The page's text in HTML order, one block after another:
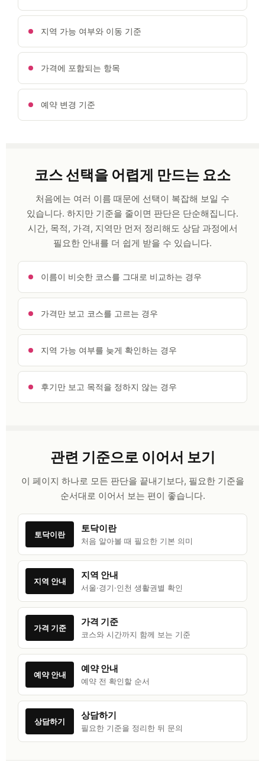
지역 가능 여부와 이동 기준
가격에 포함되는 항목
예약 변경 기준
코스 선택을 어렵게 만드는 요소
처음에는 여러 이름 때문에 선택이 복잡해 보일 수
있습니다. 하지만 기준을 줄이면 판단은 단순해집니다.
시간, 목적, 가격, 지역만 먼저 정리해도 상담 과정에서
필요한 안내를 더 쉽게 받을 수 있습니다.
이름이 비슷한 코스를 그대로 비교하는 경우
가격만 보고 코스를 고르는 경우
지역 가능 여부를 늦게 확인하는 경우
후기만 보고 목적을 정하지 않는 경우
관련 기준으로 이어서 보기
이 페이지 하나로 모든 판단을 끝내기보다, 필요한 기준을
순서대로 이어서 보는 편이 좋습니다.
토닥이란
토닥이란
처음 알아볼 때 필요한 기본 의미
지역 안내
지역 안내
서울·경기·인천 생활권별 확인
가격 기준
가격 기준
코스와 시간까지 함께 보는 기준
예약 안내
예약 안내
예약 전 확인할 순서
상담하기
상담하기
필요한 기준을 정리한 뒤 문의